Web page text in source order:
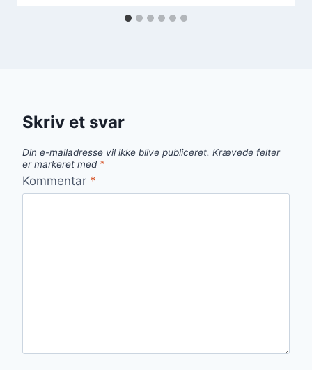
Skriv et svar
Din e-mailadresse vil ikke blive publiceret. Krævede felter
er markeret med *
Kommentar *